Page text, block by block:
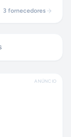
3 fornecedores
ANÚNCIO